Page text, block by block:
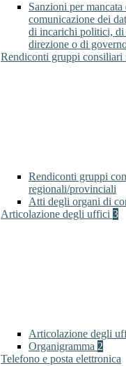
Sanzioni per
comunicazione dei
di incarichi politici, di
direzione o di
Rendiconti gruppi
Rendiconti gruppi
regionali/provinciali
Atti degli organi di
Articolazione degli uffici 3
Articolazione degli
Organigramma 2
Telefono e posta elettronica